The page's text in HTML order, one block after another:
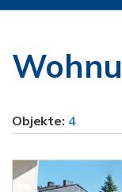
Objekte: 4